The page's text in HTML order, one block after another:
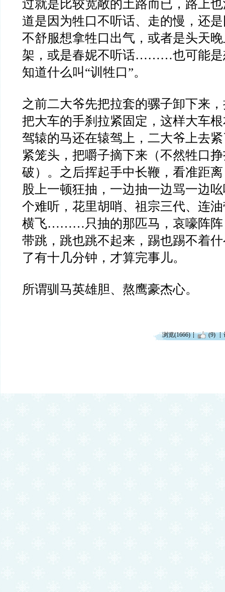
过就是比较宽敞的土路而已，路上
道是因为牲口不听话、走的慢，还
不舒服想拿牲口出气，或者是头天
架，或是春妮不听话………也可能是
知道什么叫“训牲口”。
之前二大爷先把拉套的骡子卸下来
把大车的手刹拉紧固定，这样大车
驾辕的马还在辕驾上，二大爷上去
紧笼头，把嚼子摘下来（不然牲口
破）。之后挥起手中长鞭，看准距
股上一顿狂抽，一边抽一边骂一边
个难听，花里胡哨、祖宗三代、连
横飞………只抽的那匹马，哀嚎阵阵
带跳，跳也跳不起来，踢也踢不着
了有十几分钟，才算完事儿。
所谓驯马英雄胆、熬鹰豪杰心。
浏览(1666) (9)